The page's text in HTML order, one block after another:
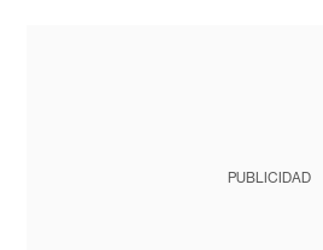
PUBLICIDAD